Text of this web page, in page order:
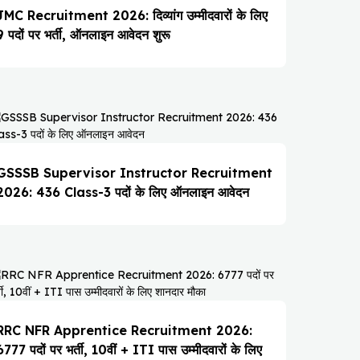
Recruitment 2026: दिव्यांग उम्मीदवारों के लिए
पदों पर भर्ती, ऑनलाइन आवेदन शुरू
Supervisor Instructor Recruitment
436 Class-3 पदों के लिए ऑनलाइन आवेदन
NFR Apprentice Recruitment 2026:
पदों पर भर्ती, 10वीं + ITI पास उम्मीदवारों के लिए